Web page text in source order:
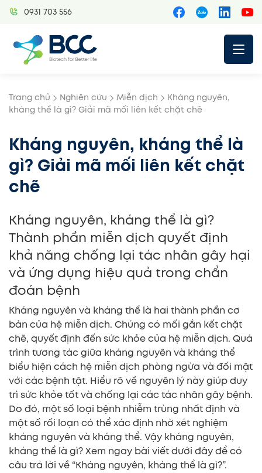
Skip
0931 703 556
Trang chủ Nghiên cứu Miễn dịch
Kháng nguyên,
kháng thể là gì? Giải mã mối liên kết chặt chẽ
Kháng nguyên, kháng thể là
gì? Giải mã mối liên kết chặt
chẽ
Kháng nguyên, kháng thể là gì?
Thành phần miễn dịch quyết định
khả năng chống lại tác nhân gây hại
và ứng dụng hiệu quả trong chẩn
đoán bệnh
Kháng nguyên và kháng thể là hai thành phần cơ
bản của hệ miễn dịch. Chúng có mối gắn kết chặt
chẽ, quyết định đến sức khỏe của hệ miễn dịch. Quá
trình tương tác giữa kháng nguyên và kháng thể
biểu hiện cách hệ miễn dịch phòng ngừa và đối mặt
với các bệnh tật. Hiểu rõ về nguyên lý này giúp duy
trì sức khỏe tốt và chống lại các tác nhân gây bệnh.
Do đó, một số loại bệnh nhiễm trùng nhất định và
một số rối loạn có thể xác định nhờ xét nghiệm
kháng nguyên và kháng thể. Vậy kháng nguyên,
kháng thể là gì? Xem ngay bài viết dưới đây để có
câu trả lời về “Kháng nguyên, kháng thể là gì?”.